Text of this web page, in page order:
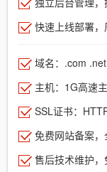
快速上线部署
域名：.com
主机：1G高速
SSL证书：
免费网站备案
售后技术维护